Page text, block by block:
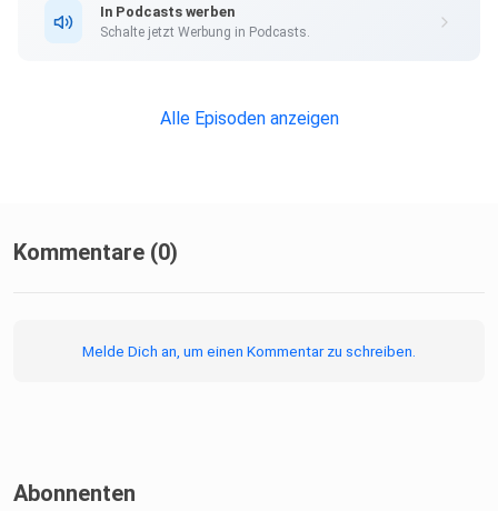
In Podcasts werben
Schalte jetzt Werbung in Podcasts.
Alle Episoden anzeigen
Kommentare (0)
Melde Dich an, um einen Kommentar zu schreiben.
Abonnenten